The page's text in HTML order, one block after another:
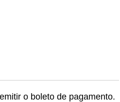
o boleto de pagamento.